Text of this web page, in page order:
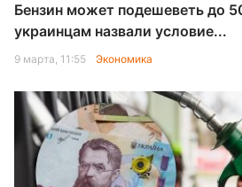
Бензин может подешеветь до
украинцам назвали условие...
9 марта, 11:55 Экономика